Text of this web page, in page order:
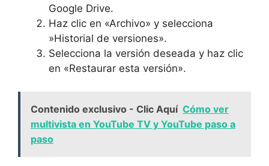
Google ⁢Drive.
Haz clic en⁤ «Archivo»​ y selecciona
⁢»Historial de versiones».
Selecciona la versión deseada y haz clic
en «Restaurar esta versión».
Contenido exclusivo - Clic Aquí Cómo ver
multivista en YouTube TV y YouTube paso a
paso